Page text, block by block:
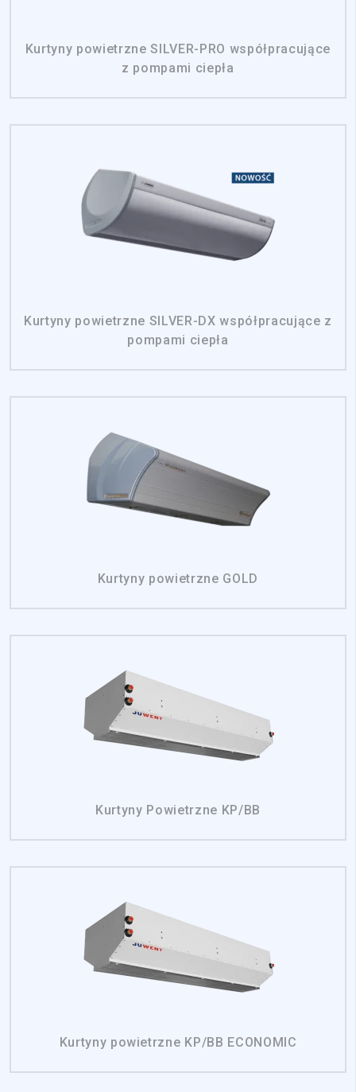
Kurtyny powietrzne SILVER-PRO współpracujące
z pompami ciepła
Kurtyny powietrzne SILVER-DX współpracujące z
pompami ciepła
Kurtyny powietrzne GOLD
Kurtyny Powietrzne KP/BB
Kurtyny powietrzne KP/BB ECONOMIC